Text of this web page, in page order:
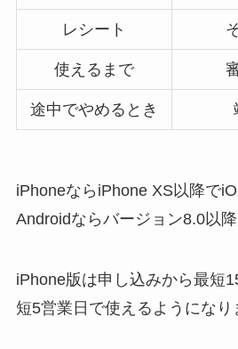
レシート
使えるまで
途中でやめるとき
iPhoneならiPhone XS以降で
Androidならバージョン8.0以降
iPhone版は申し込みから最短
短5営業日で使えるようになり